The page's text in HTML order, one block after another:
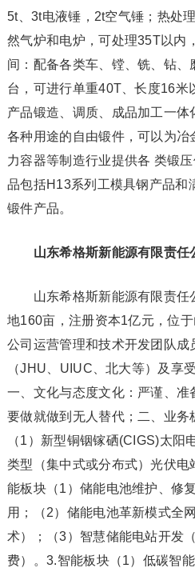
5t、3t电液锤，2t空气锤；热处
然气炉和电炉，可处理35T以内
间：配备各类车、镗、铣、钻
台，可进行单重40T、长度16米
产品锻造、调质、成品加工一
各种用途的自由锻件，可以为
力容器等制造行业提供各 类锻
品包括H13系列工模具钢产品和
锻件产品。
山东希格斯新能源有限责任
山东希格斯新能源有限责任
地160亩，注册资本1亿元，位
公司运营管理和技术开发团队
（JHU、UIUC、北大等）及享
一、文化与态度文化：严谨、准
要做就做到无人替代；二、业
（1）新型铜铟镓硒(CIGS)太阳
类型（集中式或分布式）光伏电
能板块（1）储能电池维护、修
用；（2）储能电池革新模式全
术）；（3）智慧储能电站开发
费）。3.智能板块（1）低碳智